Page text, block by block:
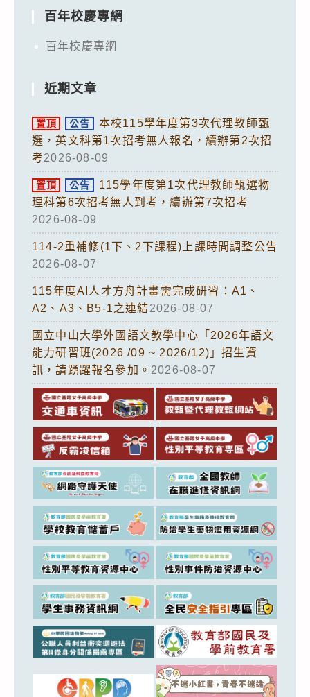
百年校慶專網
百年校慶專網
近期文章
置頂 公告
本校115學年度第3次代理教師甄
選，英文科第1次招考無人報名，續辦第2次招
考2026-08-09
置頂 公告
115學年度第1次代理教師甄選物
理科第6次招考無人到考，續辦第7次招考
2026-08-09
114-2重補修(1下、2下課程)上課時間調整公告
2026-08-07
115年度AI人才方舟計畫需完成研習：A1、
A2、A3、B5-1之連結2026-08-07
國立中山大學外國語文教學中心「2026年語文
能力研習班(2026 /09 ~ 2026/12)」招生資
訊，請踴躍報名參加。 2026-08-07